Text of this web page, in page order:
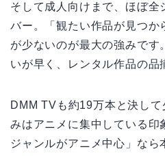
そして成人向けまで、ほぼ全
バー。「観たい作品が見つか
が少ないのが最大の強みです
いが早く、レンタル作品の品
DMM TVも約19万本と決し
みはアニメに集中している印
ジャンルがアニメ中心」なら